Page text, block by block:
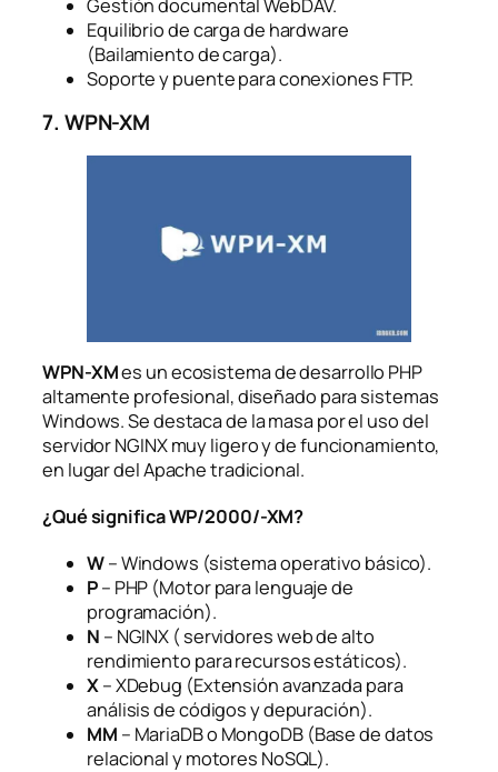
Gestión documental WebDAV.
Equilibrio de carga de hardware
(Bailamiento de carga).
Soporte y puente para conexiones FTP.
7. WPN-XM
WPN-XMes un ecosistema de desarrollo PHP
altamente profesional, diseñado para sistemas
Windows. Se destaca de la masa por el uso del
servidor NGINX muy ligero y de funcionamiento,
en lugar del Apache tradicional.
¿Qué significa WP/2000/-XM?
W– Windows (sistema operativo básico).
P– PHP (Motor para lenguaje de
programación).
N – NGINX ( servidores web de alto
rendimiento para recursos estáticos).
X– XDebug (Extensión avanzada para
análisis de códigos y depuración).
MM – MariaDB o MongoDB (Base de datos
relacional y motores NoSQL).